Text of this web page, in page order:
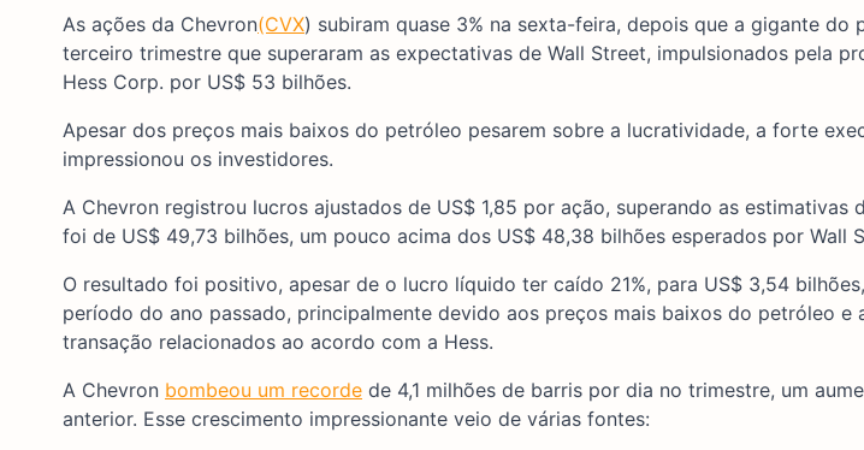
As ações da Chevron(CVX) subiram quase 3% na sexta-feira, depois que a gigante
terceiro trimestre que superaram as expectativas de Wall Street, impulsionados pela
Hess Corp. por US$ 53 bilhões.
Apesar dos preços mais baixos do petróleo pesarem sobre a lucratividade, a forte
impressionou os investidores.
A Chevron registrou lucros ajustados de US$ 1,85 por ação, superando as estimativas
foi de US$ 49,73 bilhões, um pouco acima dos US$ 48,38 bilhões esperados por Wall
O resultado foi positivo, apesar de o lucro líquido ter caído 21%, para US$ 3,54
período do ano passado, principalmente devido aos preços mais baixos do petróleo e
transação relacionados ao acordo com a Hess.
A Chevron bombeou um recorde de 4,1 milhões de barris por dia no trimestre, um
anterior. Esse crescimento impressionante veio de várias fontes: